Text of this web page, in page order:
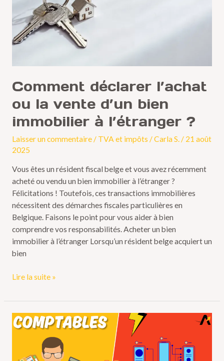
Comment déclarer l’achat
ou la vente d’un bien
immobilier à l’étranger ?
Laisser un commentaire / TVA et impôts /Carla S. / 21 août
2025
Vous êtes un résident fiscal belge et vous avez récemment
acheté ou vendu un bien immobilier à l’étranger ?
Félicitations ! Toutefois, ces transactions immobilières
nécessitent des démarches fiscales particulières en
Belgique. Faisons le point pour vous aider à bien
comprendre vos responsabilités. Acheter un bien
immobilier à l’étranger Lorsqu’un résident belge acquiert un
bien
bien
immobilier
à
?
Lire la suite »
Pourquoi
un
comptable